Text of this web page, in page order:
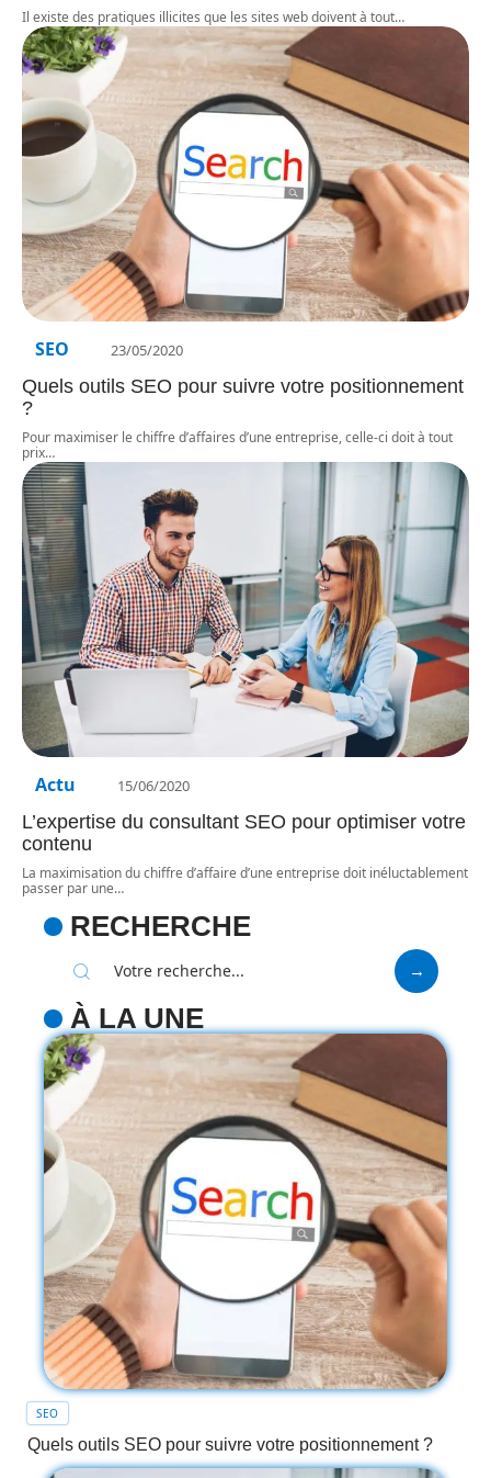
Il existe des pratiques illicites que les sites web doivent à tout…
SEO 23/05/2020
Quels outils SEO pour suivre votre positionnement
?
Pour maximiser le chiffre d’affaires d’une entreprise, celle-ci doit à tout
prix…
Actu 15/06/2020
L’expertise du consultant SEO pour optimiser votre
contenu
La maximisation du chiffre d’affaire d’une entreprise doit inéluctablement
passer par une…
RECHERCHE
À LA UNE
SEO
Quels outils SEO pour suivre votre positionnement ?